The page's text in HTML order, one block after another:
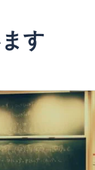
す